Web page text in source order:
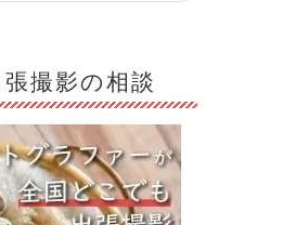
撮影の相談